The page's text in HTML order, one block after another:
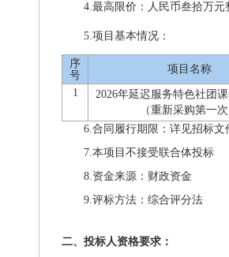
4.最高限价：人民币叁拾万元
5.项目基本情况：
序
号
项目名称
1
2026年延迟服务特色社团
（重新采购第一次
6.合同履行期限： 详见招标文
7.本项目不接受联合体投标
8.资金来源： 财政资金
9.评标方法：综合评分法
二、投标人资格要求：